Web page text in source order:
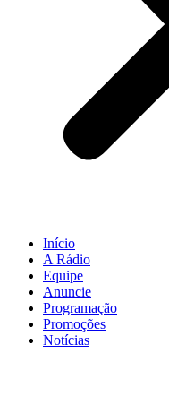
Início
A Rádio
Equipe
Anuncie
Programação
Promoções
Notícias